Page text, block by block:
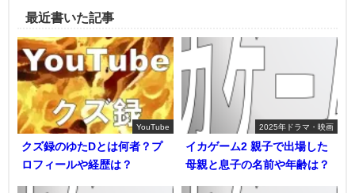
最近書いた記事
YouTube
クズ録のゆたDとは何者？プ
ロフィールや経歴は？
2025年ドラマ・映画
イカゲーム2 親子で出場した
母親と息子の名前や年齢は？